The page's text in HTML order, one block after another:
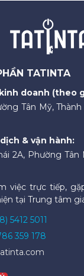
TATINTA
doanh (theo
Tân Mỹ,
& vận hành:
2A, Phường Tân
việc trực tiếp,
tại Trung tâm
5412 5011
359 178